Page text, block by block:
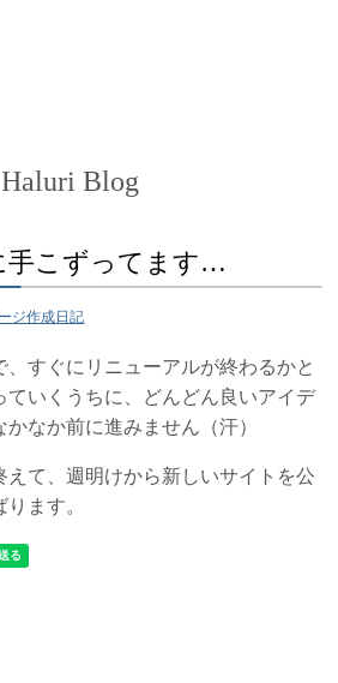
Haluri Blog
手こずってます…
ジ作成日記
すぐにリニューアルが終わるかと
ていくうちに、どんどん良いアイデ
なか前に進みません（汗）
えて、週明けから新しいサイトを公
ます。